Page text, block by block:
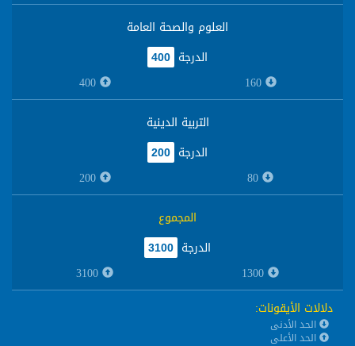
العلوم والصحة العامة
الدرجة
400
160
400
التربية الدينية
الدرجة
200
200
المجموع
الدرجة
3100
دلالات الأيقونات:
الحد الأدنى
الحد الأعلى